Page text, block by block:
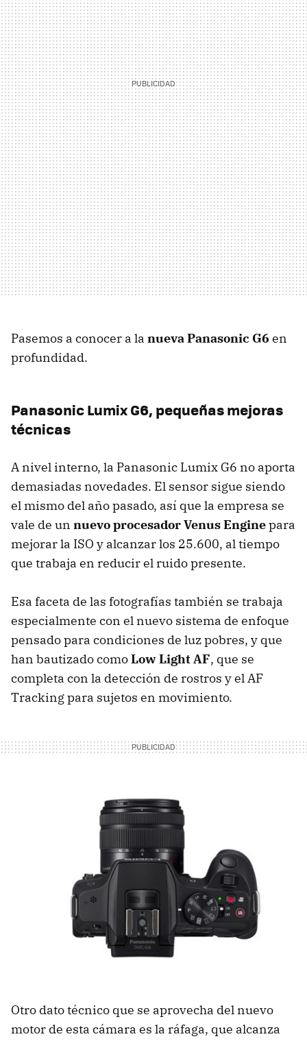
Pasemos a conocer a la nueva Panasonic G6 en
profundidad.
Panasonic Lumix G6, pequeñas mejoras
técnicas
A nivel interno, la Panasonic Lumix G6 no aporta
demasiadas novedades. El sensor sigue siendo
el mismo del año pasado, así que la empresa se
vale de un nuevo procesador Venus Enginepara
mejorar la ISO y alcanzar los 25.600, al tiempo
que trabaja en reducir el ruido presente.
Esa faceta de las fotografías también se trabaja
especialmente con el nuevo sistema de enfoque
pensado para condiciones de luz pobres, y que
han bautizado comoLow Light AF, que se
completa con la detección de rostros y el AF
Tracking para sujetos en movimiento.
Otro dato técnico que se aprovecha del nuevo
motor de esta cámara es la ráfaga, que alcanza